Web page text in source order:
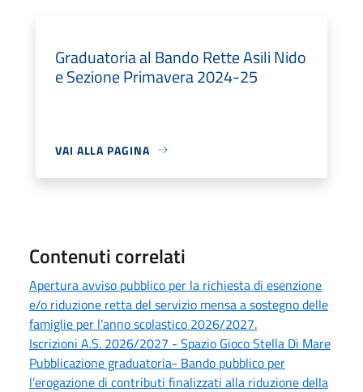
Graduatoria al Bando Rette Asili Nido
e Sezione Primavera 2024-25
VAI ALLA PAGINA
Contenuti correlati
Apertura avviso pubblico per la richiesta di esenzione
e/o riduzione retta del servizio mensa a sostegno delle
famiglie per l’anno scolastico 2026/2027.
Iscrizioni A.S. 2026/2027 - Spazio Gioco Stella Di Mare
Pubblicazione graduatoria- Bando pubblico per
l’erogazione di contributi finalizzati alla riduzione della